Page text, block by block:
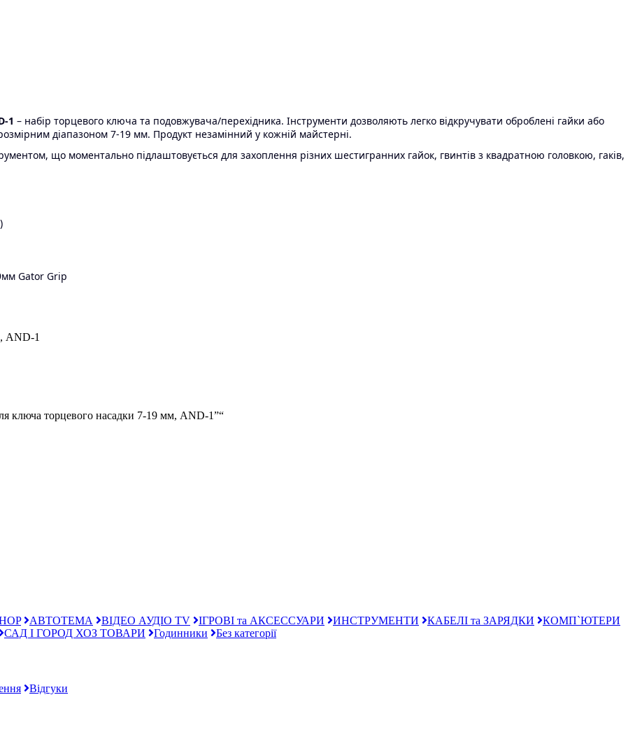
1 – набір торцевого ключа та подовжувача/перехідника. Інструменти дозволяють легко відкручувати оброблені гайки або
діапазоном 7-19 мм. Продукт незамінний у кожній майстерні.
що моментально підлаштовується для захоплення різних шестигранних гайок, гвинтів з квадратною головкою, гаків,
Gator Grip
AND-1
ключа торцевого насадки 7-19 мм, AND-1”“
АВТОТЕМА ВІДЕО АУДІО TV ІГРОВІ та АКСЕССУАРИ ИНСТРУМЕНТИ КАБЕЛІ та ЗАРЯДКИ
КОМП`ЮТЕРИ
САД І ГОРОД ХОЗ ТОВАРИ Годинники Без категорії
Відгуки